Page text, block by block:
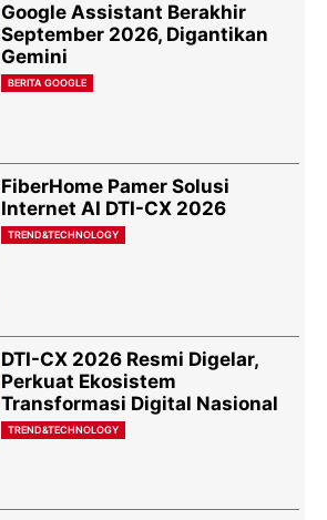
Google Assistant Berakhir
September 2026, Digantikan
Gemini
BERITA GOOGLE
FiberHome Pamer Solusi
Internet AI DTI-CX 2026
TREND&TECHNOLOGY
DTI-CX 2026 Resmi Digelar,
Perkuat Ekosistem
Transformasi Digital Nasional
TREND&TECHNOLOGY